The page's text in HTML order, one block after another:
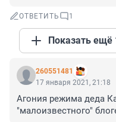
ОТВЕТИТЬ 1
Показать ещё
260551481
17 января 2021, 21:18
Агония режима деда
"малоизвестного"